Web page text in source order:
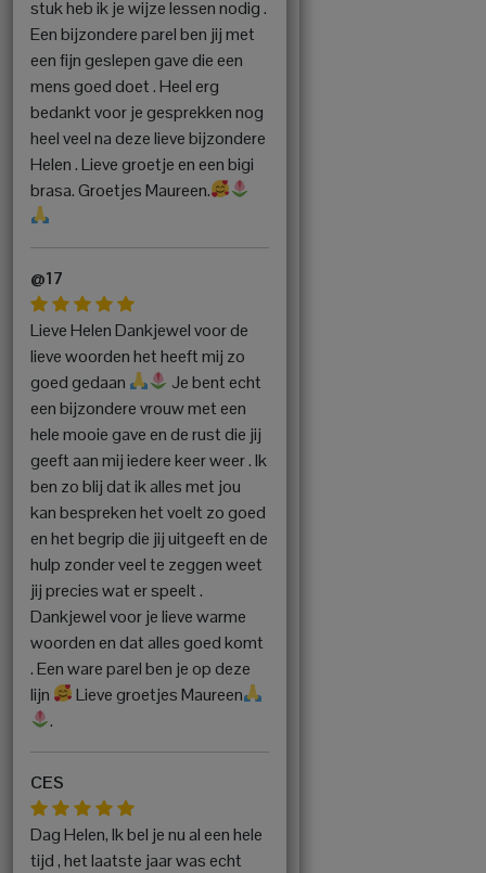
stuk heb ik je wijze lessen nodig .
Een bijzondere parel ben jij met
een fijn geslepen gave die een
mens goed doet . Heel erg
bedankt voor je gesprekken nog
heel veel na deze lieve bijzondere
Helen . Lieve groetje en een bigi
brasa. Groetjes Maureen.
@17
Lieve Helen Dankjewel voor de
lieve woorden het heeft mij zo
goed gedaan
Je bent echt
een bijzondere vrouw met een
hele mooie gave en de rust die jij
geeft aan mij iedere keer weer . Ik
ben zo blij dat ik alles met jou
kan bespreken het voelt zo goed
en het begrip die jij uitgeeft en de
hulp zonder veel te zeggen weet
jij precies wat er speelt .
Dankjewel voor je lieve warme
woorden en dat alles goed komt
. Een ware parel ben je op deze
lijn
Lieve groetjes Maureen
.
CES
Dag Helen, Ik bel je nu al een hele
tijd , het laatste jaar was echt